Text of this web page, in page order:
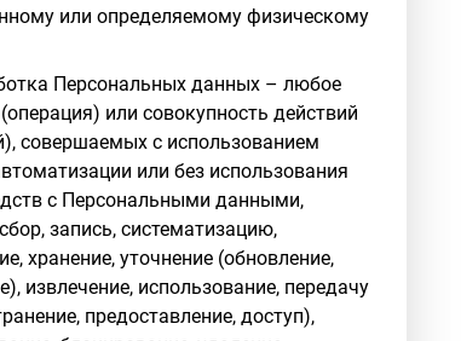
или определяемому физическому
Персональных данных – любое
или совокупность действий
совершаемых с использованием
или без использования
с Персональными данными,
запись, систематизацию,
хранение, уточнение (обновление,
извлечение, использование, передачу
предоставление, доступ),